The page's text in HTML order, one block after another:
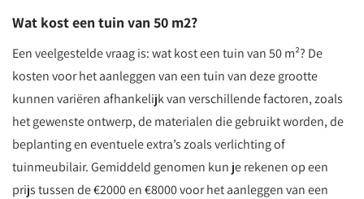
Wat kost een tuin van 50 m2?
Een veelgestelde vraag is: wat kost een tuin van 50 m²? De
kosten voor het aanleggen van een tuin van deze grootte
kunnen variëren afhankelijk van verschillende factoren, zoals
het gewenste ontwerp, de materialen die gebruikt worden, de
beplanting en eventuele extra’s zoals verlichting of
tuinmeubilair. Gemiddeld genomen kun je rekenen op een
prijs tussen de €2000 en €8000 voor het aanleggen van een